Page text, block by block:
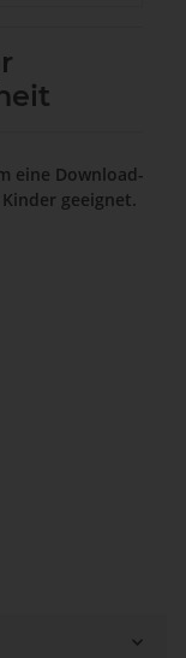
eine Download-
geeignet.